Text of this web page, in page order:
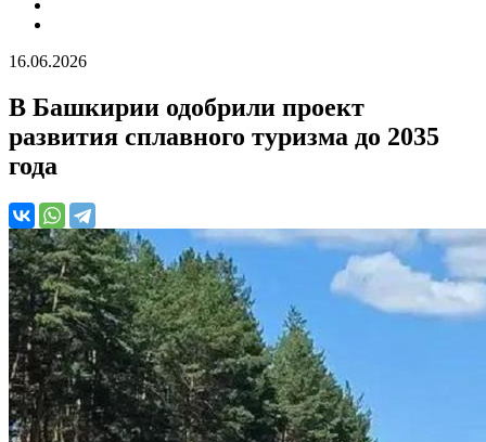
16.06.2026
В Башкирии одобрили проект
развития сплавного туризма до 2035
года